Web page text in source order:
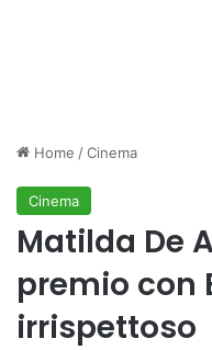
Home /Cinema
Cinema
Matilda De
premio con
irrispettoso